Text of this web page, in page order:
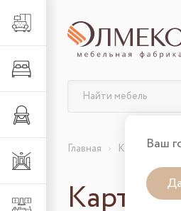
Гостиная
Кухня
Ваш
Главная Карта сайта
Карта